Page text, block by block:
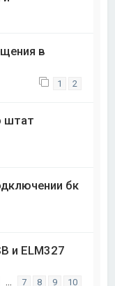
в
1 2
штат
бк
и ELM327
7 8 9 10